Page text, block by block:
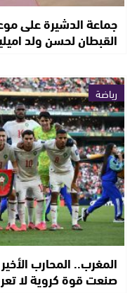
جماعة الدشيرة على
القبطان لحسن ولد
رياضة
المغرب.. المحارب
صنعت قوة كروية لا